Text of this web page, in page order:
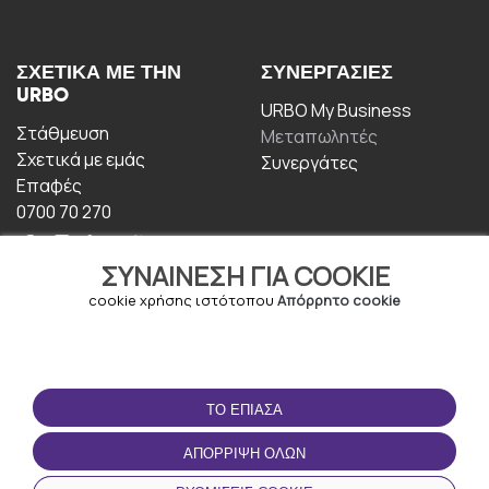
ΣΥΝΑΊΝΕΣΗ ΓΙΑ COOKIE
cookie χρήσης ιστότοπου Απόρρητο cookie
ΤΟ ΈΠΙΑΣΑ
ΑΠΌΡΡΙΨΗ ΌΛΩΝ
ΣΧΕΤΙΚΆ ΜΕ ΤΗΝ
URBO
Στάθμευση
Σχετικά με εμάς
Επαφές
0700 70 270
ΣΥΝΕΡΓΑΣΊΕΣ
URBO My Business
Μεταπωλητές
Συνεργάτες
ΟΡΟΙ ΧΡΉΣΗΣ
Οροι και Προϋποθέσεις
Πολιτική απορρήτου
ΚΑΤΕΒΆΣΤΕ ΤΗΝ
ΕΦΑΡΜΟΓΉ